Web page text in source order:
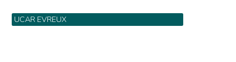
UCAR EVREUX